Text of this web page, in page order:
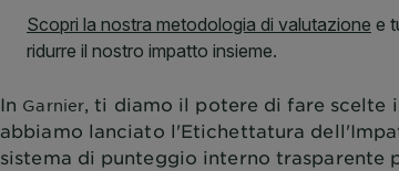
In Garnier, ti diamo il potere di fare scelte
abbiamo lanciato l'Etichettatura
sistema di punteggio interno